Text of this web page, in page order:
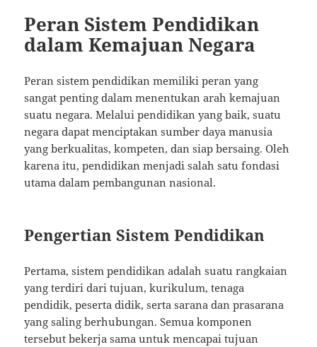
Peran Sistem Pendidikan
dalam Kemajuan Negara
Peran sistem pendidikan memiliki peran yang
sangat penting dalam menentukan arah kemajuan
suatu negara. Melalui pendidikan yang baik, suatu
negara dapat menciptakan sumber daya manusia
yang berkualitas, kompeten, dan siap bersaing. Oleh
karena itu, pendidikan menjadi salah satu fondasi
utama dalam pembangunan nasional.
Pengertian Sistem Pendidikan
Pertama, sistem pendidikan adalah suatu rangkaian
yang terdiri dari tujuan, kurikulum, tenaga
pendidik, peserta didik, serta sarana dan prasarana
yang saling berhubungan. Semua komponen
tersebut bekerja sama untuk mencapai tujuan